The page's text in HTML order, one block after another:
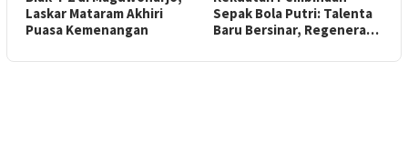
Laskar Mataram Akhiri
Puasa Kemenangan
Sepak Bola Putri: Talenta
Baru Bersinar, Regenera…